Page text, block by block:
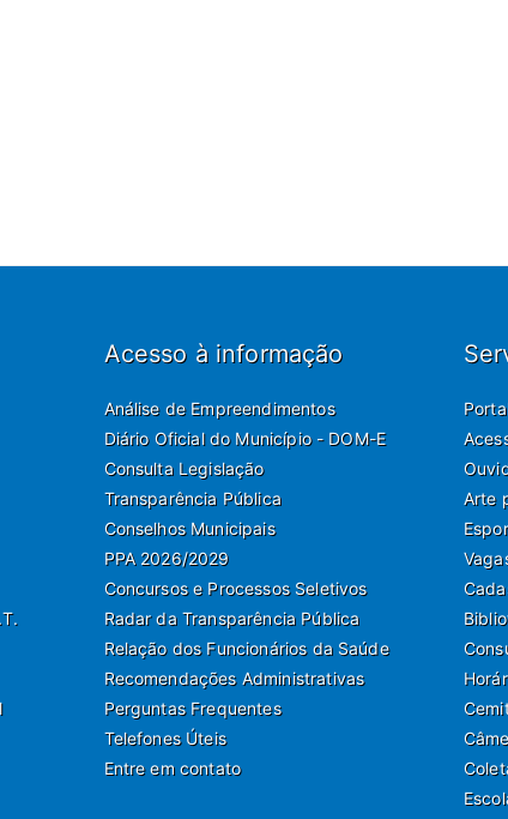
Acesso à informação
Análise de Empreendimentos
Diário Oficial do Município - DOM-E
Consulta Legislação
Transparência Pública
Conselhos Municipais
PPA 2026/2029
Concursos e Processos Seletivos
Radar da Transparência Pública
Relação dos Funcionários da Saúde
Recomendações Administrativas
Perguntas Frequentes
Telefones Úteis
Entre em contato
Arte